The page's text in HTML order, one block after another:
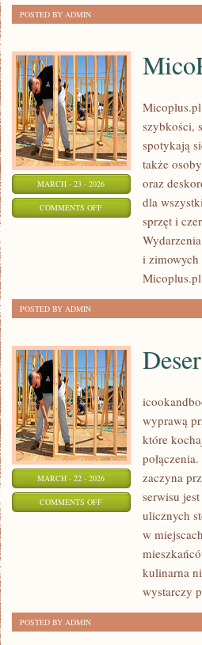
POSTED BY ADMIN
MARCH - 23 - 2026
COMMENTS OFFON
szybkości,
spotykają
także
oraz
dla
sprzęt i
i zimowych
POSTED BY ADMIN
MARCH - 22 - 2026
COMMENTS OFFON
SŁODKOŚCI
wyprawą
które
zaczyna
serwisu
ulicznych
w
kulinarna
wystarczy
POSTED BY ADMIN